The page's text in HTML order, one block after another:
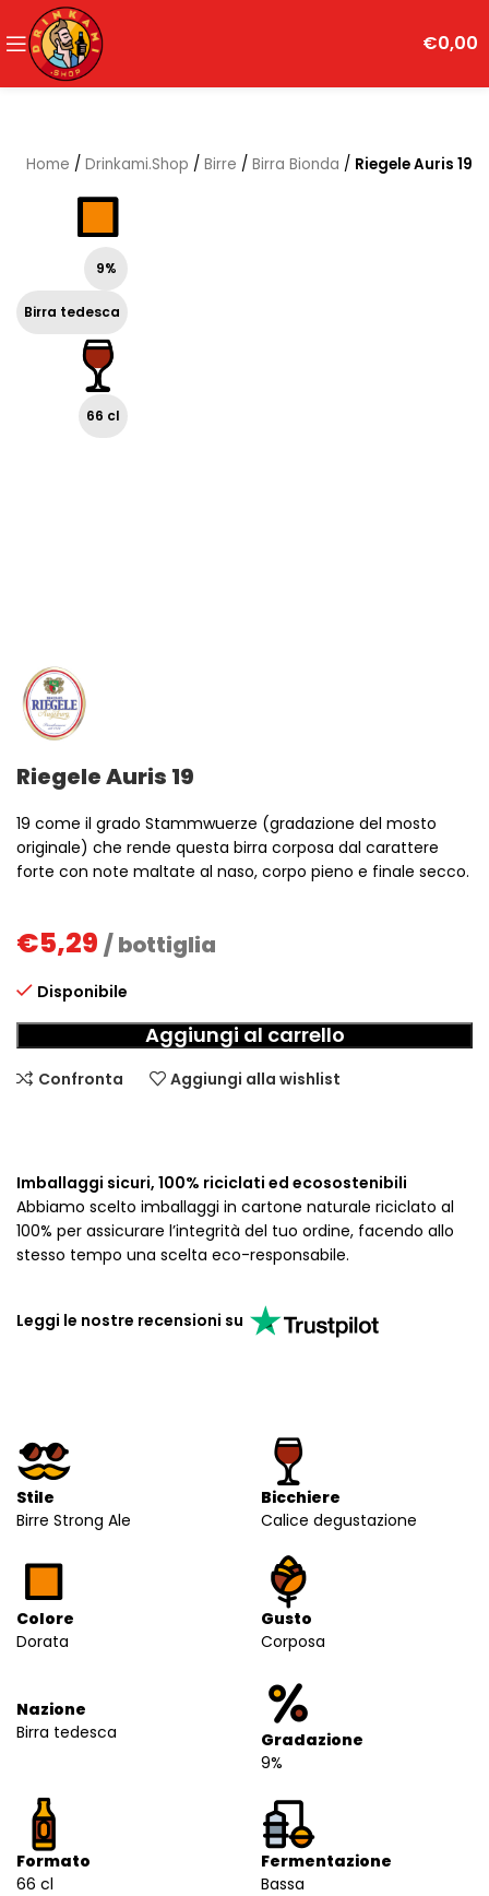
€0,00
Home / Drinkami.Shop / Birre / Birra Bionda / Riegele Auris 19
9%
Birra tedesca
66 cl
Riegele Auris 19
19 come il grado Stammwuerze (gradazione del mosto
originale) che rende questa birra corposa dal carattere
forte con note maltate al naso, corpo pieno e finale secco.
€5,29 / bottiglia
Disponibile
Aggiungi al carrello
Confronta Aggiungi alla wishlist
Imballaggi sicuri, 100% riciclati ed ecosostenibili
Abbiamo scelto imballaggi in cartone naturale riciclato al
100% per assicurare l’integrità del tuo ordine, facendo allo
stesso tempo una scelta eco-responsabile.
Leggi le nostre recensioni su
Stile
Birre Strong Ale
Bicchiere
Calice degustazione
Colore
Dorata
Gusto
Corposa
Nazione
Birra tedesca
Gradazione
9%
Formato
66 cl
Fermentazione
Bassa